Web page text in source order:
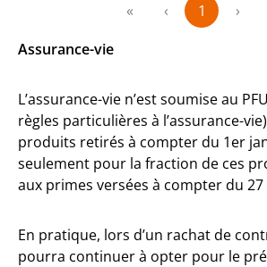
«
‹ 1 ›
Assurance-vie
L’assurance-vie n’est soumise au
règles particulières à l’assurance-
produits retirés à compter du 1er
seulement pour la fraction de ces
aux primes versées à compter du
En pratique, lors d’un rachat de
pourra continuer à opter pour le